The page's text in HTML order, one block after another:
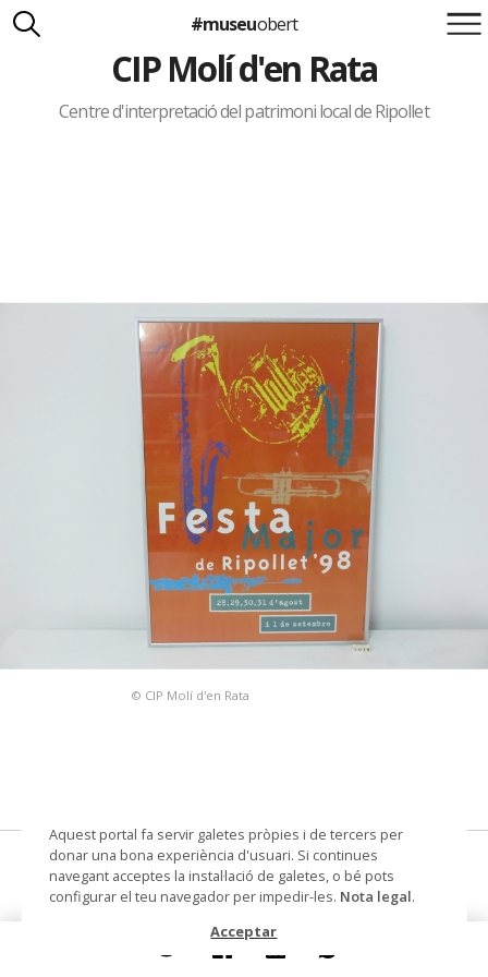
Suma't a la iniciativa
Carlota Royo
Francesca Barcellona
#museuobert
CIP Molí d'en Rata
Centre d'interpretació del patrimoni local de Ripollet
© CIP Molí d'en Rata
cartell
Autoria Figueras, Albert (dibuixant)
Aquest portal fa servir galetes pròpies i de tercers per
donar una bona experiència d'usuari. Si continues
navegant acceptes la instal·lació de galetes, o bé pots
configurar el teu navegador per impedir-les. Nota legal.
Acceptar